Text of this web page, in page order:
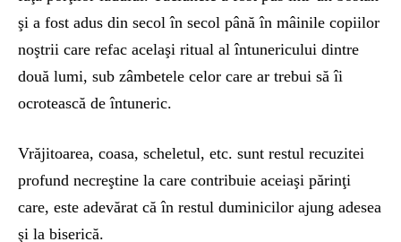
şi a fost adus din secol în secol până în mâinile copiilor
noştrii care refac acelaşi ritual al întunericului dintre
două lumi, sub zâmbetele celor care ar trebui să îi
ocrotească de întuneric.
Vrăjitoarea, coasa, scheletul, etc. sunt restul recuzitei
profund necreştine la care contribuie aceiaşi părinţi
care, este adevărat că în restul duminicilor ajung adesea
şi la biserică.